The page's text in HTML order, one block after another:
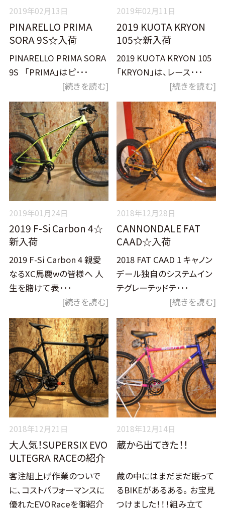
2019年02月13日
PINARELLO PRIMA
SORA 9S☆入荷
PINARELLO PRIMA SORA
9S 「PRIMA」はピ･･･
[続きを読む]
2019年02月11日
2019 KUOTA KRYON
105☆新入荷
2019 KUOTA KRYON 105
「KRYON」は、レース･･･
[続きを読む]
2019年01月24日
2019 F-Si Carbon 4☆
新入荷
2019 F-Si Carbon 4 親愛
なるXC馬鹿wの皆様へ 人
生を賭けて表･･･
[続きを読む]
2018年12月28日
CANNONDALE FAT
CAAD☆入荷
2018 FAT CAAD 1 キャノン
デール独自のシステムイン
テグレーテッドテ･･･
[続きを読む]
2018年12月21日
大人気！SUPERSIX EVO
ULTEGRA RACEの紹介
客注組上げ作業のついで
に、コストパフォーマンスに
優れたEVORaceを御紹介
2018年12月14日
蔵から出てきた！！
蔵の中にはまだまだ眠って
るBIKEがあるある。 お宝見
つけました！！！組み立て